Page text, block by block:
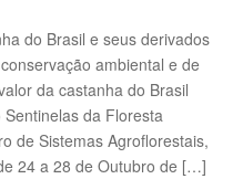
do Brasil e seus derivados
ambiental e de
da castanha do Brasil
da Floresta
de Sistemas Agroflorestais,
24 a 28 de Outubro de […]